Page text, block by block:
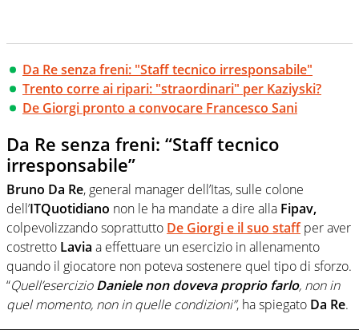
Da Re senza freni: "Staff tecnico irresponsabile"
Trento corre ai ripari: "straordinari" per Kaziyski?
De Giorgi pronto a convocare Francesco Sani
Da Re senza freni: “Staff tecnico
irresponsabile”
Bruno Da Re, general manager dell’Itas, sulle colone
dell’ITQuotidiano non le ha mandate a dire alla Fipav,
colpevolizzando soprattutto De Giorgi e il suo staffper aver
costretto Lavia a effettuare un esercizio in allenamento
quando il giocatore non poteva sostenere quel tipo di sforzo.
“Quell’esercizioDaniele non doveva proprio farlo, non in
quel momento, non in quelle condizioni”, ha spiegato Da Re.